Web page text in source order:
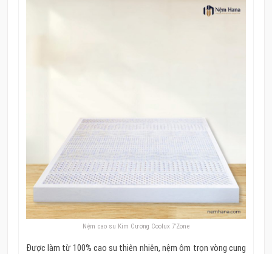
Nệm cao su Kim Cương Coolux 7’Zone
Được làm từ 100% cao su thiên nhiên, nệm ôm trọn vòng cung